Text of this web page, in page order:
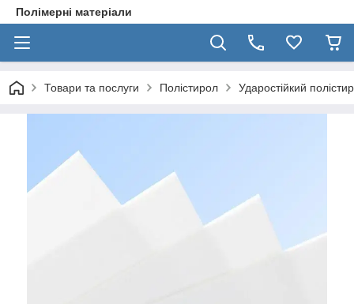
Полімерні матеріали
Товари та послуги Полістирол Ударостійкий